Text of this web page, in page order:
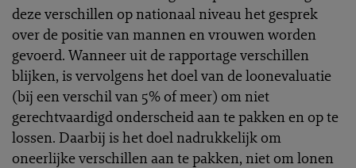
deze verschillen op nationaal niveau het gesprek
over de positie van mannen en vrouwen worden
gevoerd. Wanneer uit de rapportage verschillen
blijken, is vervolgens het doel van de loonevaluatie
(bij een verschil van 5% of meer) om niet
gerechtvaardigd onderscheid aan te pakken en op te
lossen. Daarbij is het doel nadrukkelijk om
oneerlijke verschillen aan te pakken, niet om lonen